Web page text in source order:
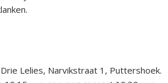
Lelies, Narvikstraat 1, Puttershoek.